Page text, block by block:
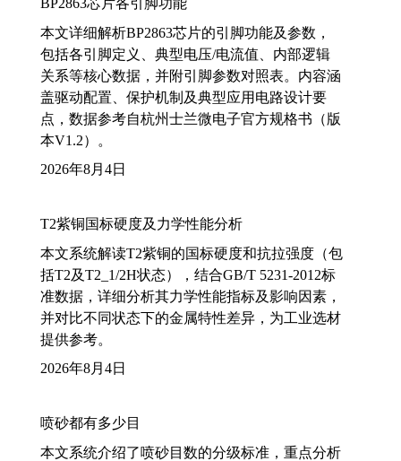
本文详细解析BP2863芯片的引脚功能及参数，
包括各引脚定义、典型电压/电流值、内部逻辑
关系等核心数据，并附引脚参数对照表。内容涵
盖驱动配置、保护机制及典型应用电路设计要
点，数据参考自杭州士兰微电子官方规格书（版
本V1.2）。
2026年8月4日
T2紫铜国标硬度及力学性能分析
本文系统解读T2紫铜的国标硬度和抗拉强度（包
括T2及T2_1/2H状态），结合GB/T 5231-2012标
准数据，详细分析其力学性能指标及影响因素，
并对比不同状态下的金属特性差异，为工业选材
提供参考。
2026年8月4日
喷砂都有多少目
本文系统介绍了喷砂目数的分级标准，重点分析